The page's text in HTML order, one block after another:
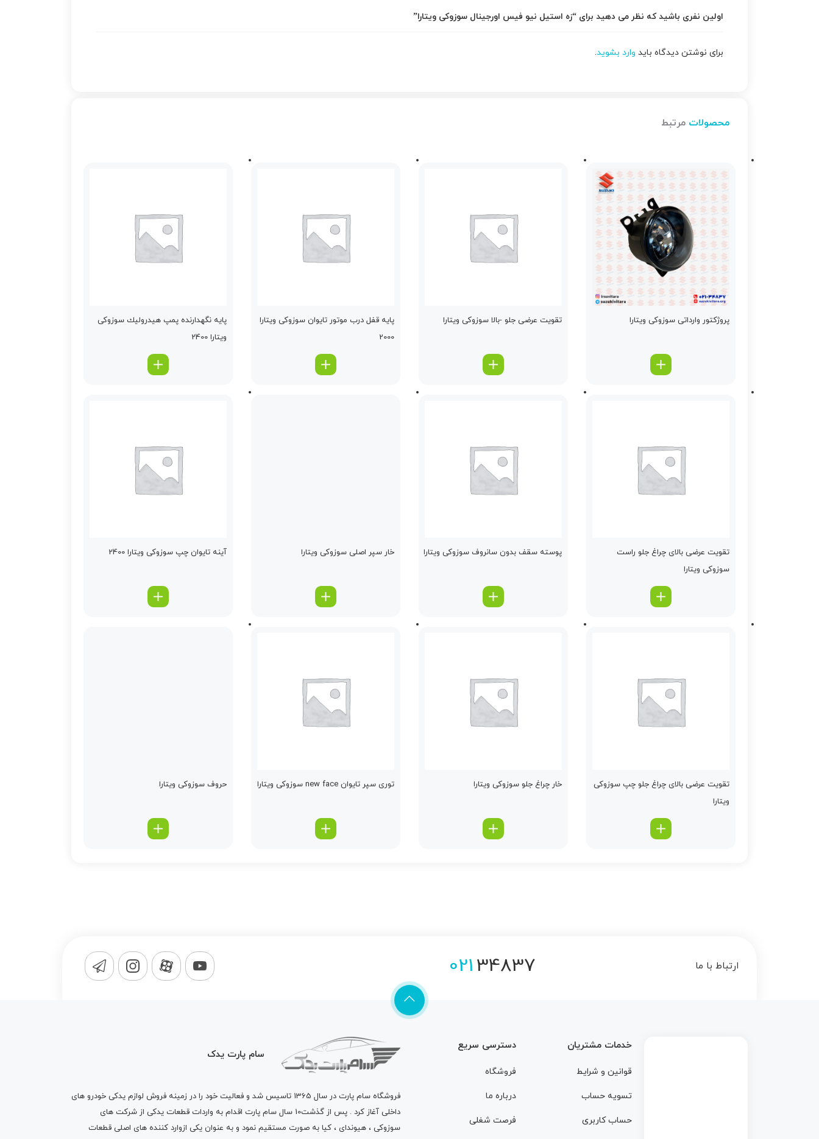
اولین نفری باشید که نظر می دهید برای “زه استیل نیو فیس اورجینال سوزوکی ویتارا”
برای نوشتن دیدگاه باید وارد بشوید.
محصولات مرتبط
پروژكتور وارداتی سوزوکی ویتارا تقویت عرضی جلو -بالا سوزوکی ویتارا
پایه قفل درب موتور تایوان سوزوکی ویتارا
2000
پایه نگهدارنده پمپ هیدرولیك سوزوکی
ویتارا 2400
تقویت عرضی بالای چراغ جلو راست
سوزوکی ویتارا
پوسته سقف بدون سانروف سوزوکی ویتارا خار سپر اصلی سوزوکی ویتارا آینه تایوان چپ سوزوکی ویتارا 2400
تقویت عرضی بالای چراغ جلو چپ سوزوکی
ویتارا
خار چراغ جلو سوزوکی ویتارا توری سپر تایوان new face سوزوکی ویتارا حروف سوزوکی ویتارا
ارتباط با ما 02134837
خدمات مشتریان
قوانین و شرایط
تسویه حساب
حساب کاربری
دسترسی سریع
فروشگاه
درباره ما
فرصت شغلی
سام پارت یدک
فروشگاه سام پارت
در سال 1365 تاسیس شد و فعالیت خود را در زمینه فروش لوازم یدکی خودرو های
داخلی آغاز کرد . پس از گذشت10 سال سام پارت اقدام به واردات قطعات یدکی از شرکت های
سوزوکی ، هیوندای ، کیا به صورت مستقیم نمود و به عنوان یکی ازوارد کننده های اصلی قطعات